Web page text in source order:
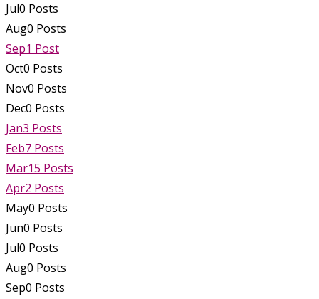
Jul0 Posts
Aug0 Posts
Sep1 Post
Oct0 Posts
Nov0 Posts
Dec0 Posts
Jan3 Posts
Feb7 Posts
Mar15 Posts
Apr2 Posts
May0 Posts
Jun0 Posts
Jul0 Posts
Aug0 Posts
Sep0 Posts